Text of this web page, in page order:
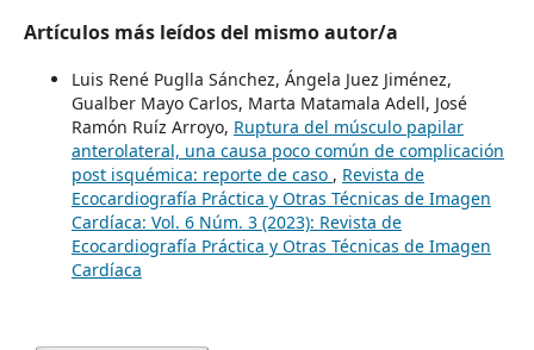
Artículos más leídos del mismo autor/a
Luis René Puglla Sánchez, Ángela Juez Jiménez,
Gualber Mayo Carlos, Marta Matamala Adell, José
Ramón Ruíz Arroyo, Ruptura del músculo papilar
anterolateral, una causa poco común de complicación
post isquémica: reporte de caso , Revista de
Ecocardiografía Práctica y Otras Técnicas de Imagen
Cardíaca: Vol. 6 Núm. 3 (2023): Revista de
Ecocardiografía Práctica y Otras Técnicas de Imagen
Cardíaca